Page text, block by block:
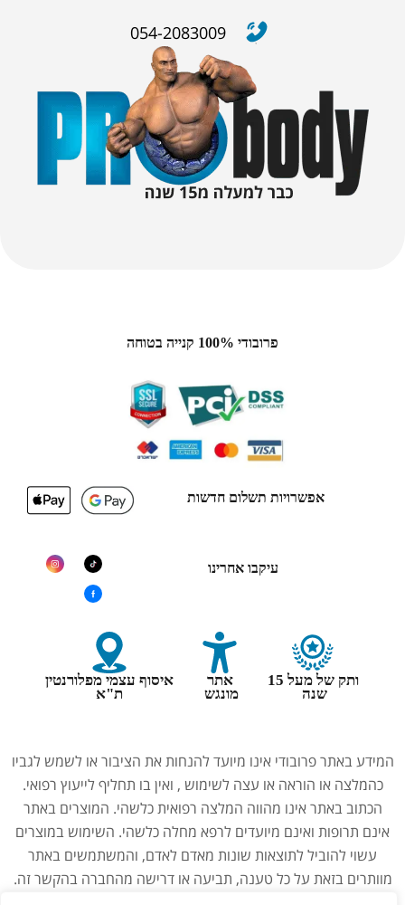
054-2083009
פרובודי 100% קנייה בטוחה
אפשרויות תשלום חדשות
עיקבו אחרינו
ותק של מעל 15
שנה
אתר
מונגש
איסוף עצמי מפלורנטין
ת"א
המידע באתר פרובודי אינו מיועד להנחות את הציבור או לשמש לגביו
כהמלצה או הוראה או עצה לשימוש , ואין בו תחליף לייעוץ רפואי.
הכתוב באתר אינו מהווה המלצה רפואית כלשהי. המוצרים באתר
אינם תרופות ואינם מיועדים לרפא מחלה כלשהי. השימוש במוצרים
עשוי להוביל לתוצאות שונות מאדם לאדם, והמשתמשים באתר
מוותרים בזאת על כל טענה, תביעה או דרישה מהחברה בהקשר זה.